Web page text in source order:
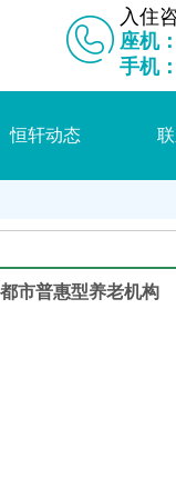
座机
手机
入住
恒轩动态
市普惠型养老机构